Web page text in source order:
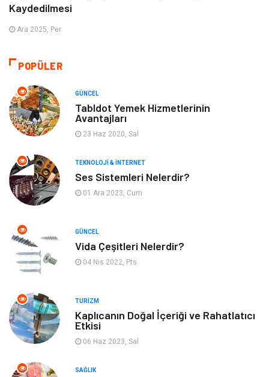
Kaydedilmesi
Ara 2025, Per
POPÜLER
GÜNCEL
Tabldot Yemek Hizmetlerinin
Avantajları
23 Haz 2020, Sal
TEKNOLOJI & İNTERNET
Ses Sistemleri Nelerdir?
01 Ara 2023, Cum
GÜNCEL
Vida Çeşitleri Nelerdir?
04 Nis 2022, Pts
TURIZM
Kaplıcanın Doğal İçeriği ve Rahatlatıcı
Etkisi
06 Haz 2023, Sal
SAĞLIK